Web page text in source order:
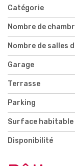
Catégorie
Nombre de
Nombre de salles
Garage
Terrasse
Parking
Surface habitable
Disponibilité